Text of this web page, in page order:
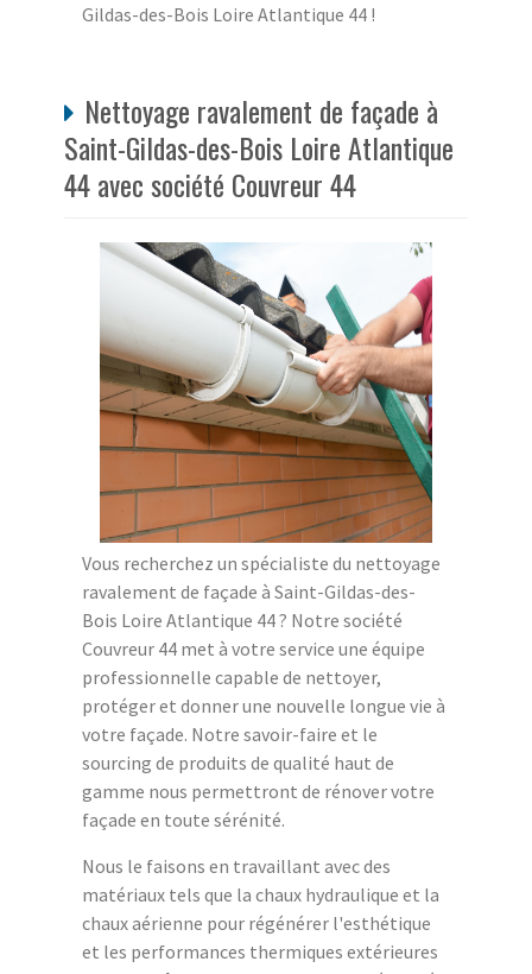
Gildas-des-Bois Loire Atlantique 44 !
Nettoyage ravalement de façade à
Saint-Gildas-des-Bois Loire Atlantique
44 avec société Couvreur 44
Vous recherchez un spécialiste du nettoyage
ravalement de façade à Saint-Gildas-des-
Bois Loire Atlantique 44 ? Notre société
Couvreur 44 met à votre service une équipe
professionnelle capable de nettoyer,
protéger et donner une nouvelle longue vie à
votre façade. Notre savoir-faire et le
sourcing de produits de qualité haut de
gamme nous permettront de rénover votre
façade en toute sérénité.
Nous le faisons en travaillant avec des
matériaux tels que la chaux hydraulique et la
chaux aérienne pour régénérer l'esthétique
et les performances thermiques extérieures